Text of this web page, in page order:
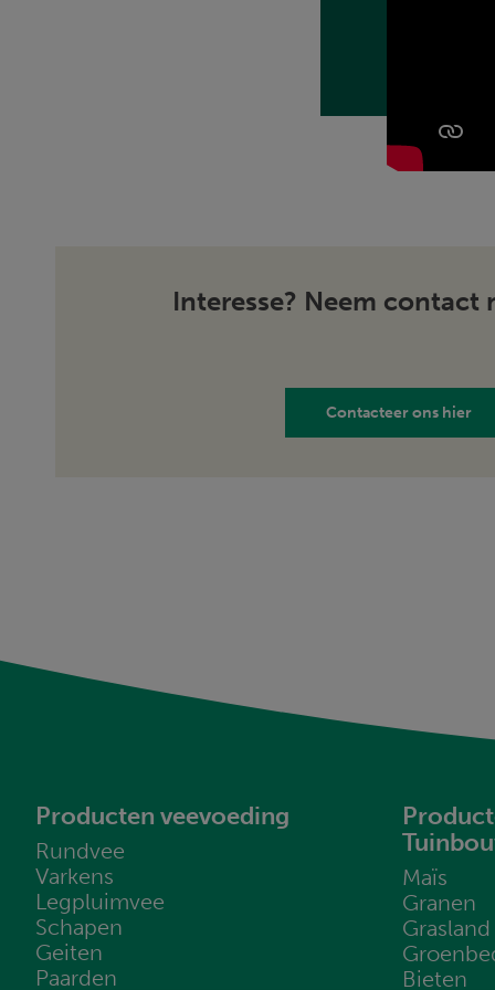
Interesse? Neem contact
Contacteer ons hier
Producten veevoeding
Rundvee
Varkens
Legpluimvee
Schapen
Geiten
Paarden
Maïs
Granen
Grasland
Bieten